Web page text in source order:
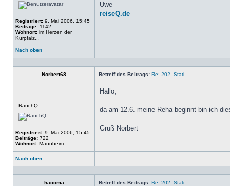
Registriert: 9. Mai 2006, 15:45
Beiträge: 1142
Wohnort: im Herzen der
Kurpfalz...
Uwe
reiseQ.de
Nach oben
Profil
Norbert68 Betreff des Beitrags: Re: 202. Stati
RauchQ
Registriert: 9. Mai 2006, 15:45
Beiträge: 722
Wohnort: Mannheim
Hallo,
da am 12.6. meine Reha beginnt bin ich
Gruß Norbert
Nach oben
Profil
hacoma Betreff des Beitrags: Re: 202. Stati